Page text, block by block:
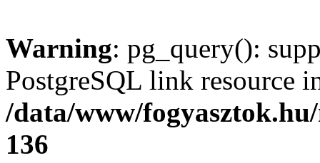
Warning: pg_query():
PostgreSQL link resource
/data/www/
136